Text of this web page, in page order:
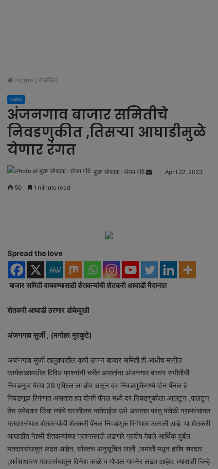
Home / राजकिय
राजकिय
अंजनगाव बाजार समितीचे
निवडणुकीत ,तिसऱ्या आघाडीमुळे
येणार रंगत
मुख्य संपादक : संजय पांडे
a
i
l
April 22, 2023
50 1 minute read
Spread the love
बाजार समिती वाचवण्यासाठी शेतकऱ्यांची शेतकरी आघाडी मैदानात
शेतकरी आघाडी ठरणार डोकेदुखी
अंजनगाव सुर्जी , (मनोहर मुरकुटे)
अजंनगाव सुर्जी तालुक्यातील कृषी उपन्न बाजार समिती ही आधीच मागील
कार्यकाळामधील विविध प्रश्नांनी चर्चेत असतांना अंजनगाव बाजार समीतीची
निवडनुक येत्या 28 एप्रिल ला होत असून दर निवडणुकिमध्ये दोन पँनल हे
निवडणूक रिगंणात असतात ह्या दोन्ही पॅनल मध्ये दर निवडणुकीला आलटून ,पालटून
तेच उमेदवार किंवा त्यांचे घरातीलच नातेवाईक उभे असतात परंतु यावेळी ग्रामपंचायत
मतदारसंघात शेतकऱ्यांची शेतकरी पँनल निवडणूक रिगंणात उतरली आहे. या शेतकरी
आघाडीत नेहमी शेतकऱ्यांच्या प्रश्नासाठी लढणारे प्रदीप येवले आर्थिक दुर्बल
मतदारसंघातुन लढत आहेत. सोबतच अनुसूचित जाती ,जमाती मधून हरीष सरदार
,सर्वसाधारण मतदासंघातुन दिनेश काळे व गोपाल गावनेर लढत आहेत. त्यासाठी चिन्हे